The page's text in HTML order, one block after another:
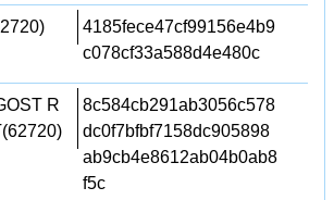
4185fece47cf99156e4b9
c078cf33a588d4e480c
R
8c584cb291ab3056c578
dc0f7bfbf7158dc905898
ab9cb4e8612ab04b0ab8
f5c